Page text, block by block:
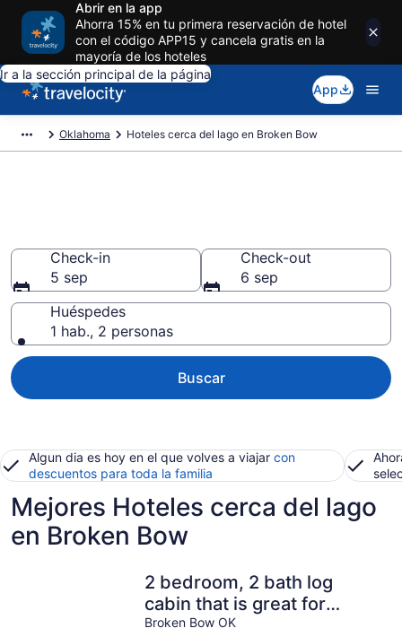
Abrir en la app
Ahorra 15% en tu primera reservación de hotel
con el código APP15 y cancela gratis en la
mayoría de los hoteles
Ir a la sección principal de la página
App
Oklahoma Hoteles cerca del lago en Broken Bow
Check-in
5 sep
Check-out
6 sep
Huéspedes
1 hab., 2 personas
Buscar
Algun dia es hoy en el que volves a viajar con
descuentos para toda la familia
Mejores Hoteles cerca del lago
en Broken Bow
2 bedroom, 2 bath log
cabin that is great for
couples or a family.
Broken Bow OK